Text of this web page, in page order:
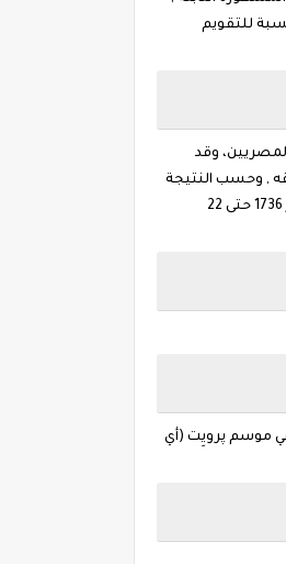
بينهما من حيث التوقيت , وأعياد رسمية عامة وطنية وإسلامية والأعياد القبطية المشهورة الثابتة لعام 2019/2020 بالنسبة للتقويم
وقد
من البرد، و يعتقد الناس انه يستلف 10 أيام من شهر الذي يسبقه , وحسب النتيجة
22 أمشير 1736 حتى 22
الجريجوري يبدأ من 9 يناير إلى 7 فبراير. وهو أول شهر في موسم پرويِت (أي